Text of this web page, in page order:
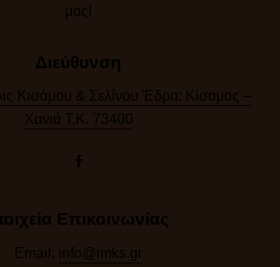
μας!​
Διεύθυνση
Κισάμου & Σελίνου Έδρα: Κίσαμος –
Χανιά Τ.Κ. 73400
Επικοινωνίας
Email: info@imks.gr